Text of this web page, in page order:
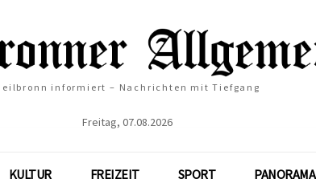
informiert – Nachrichten mit Tiefgang
Freitag, 07.08.2026
KULTUR FREIZEIT SPORT PANORAMA